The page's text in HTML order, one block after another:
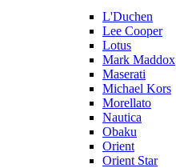
L'Duchen
Lee Cooper
Lotus
Mark Maddox
Maserati
Michael Kors
Morellato
Nautica
Obaku
Orient
Orient Star